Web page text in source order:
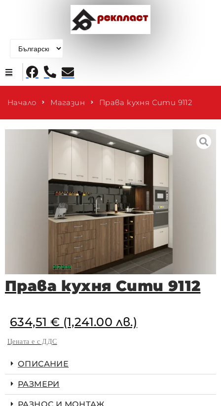
Продукти
Начало Магазин Права кухня Сити 9112
Права кухня Сити 9112
634,51 € (1,241.00 лв.)
Цената е с ДДС
ОПИСАНИЕ
РАЗМЕРИ
РАЗНОС И МОНТАЖ